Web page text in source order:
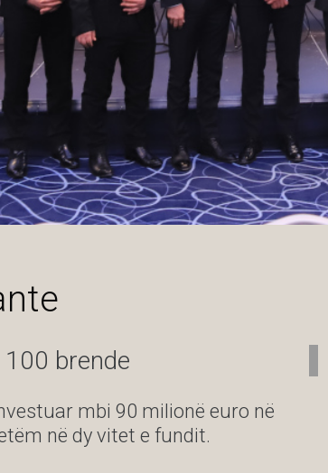
brende
mbi 90 milionë euro në
në dy vitet e fundit.